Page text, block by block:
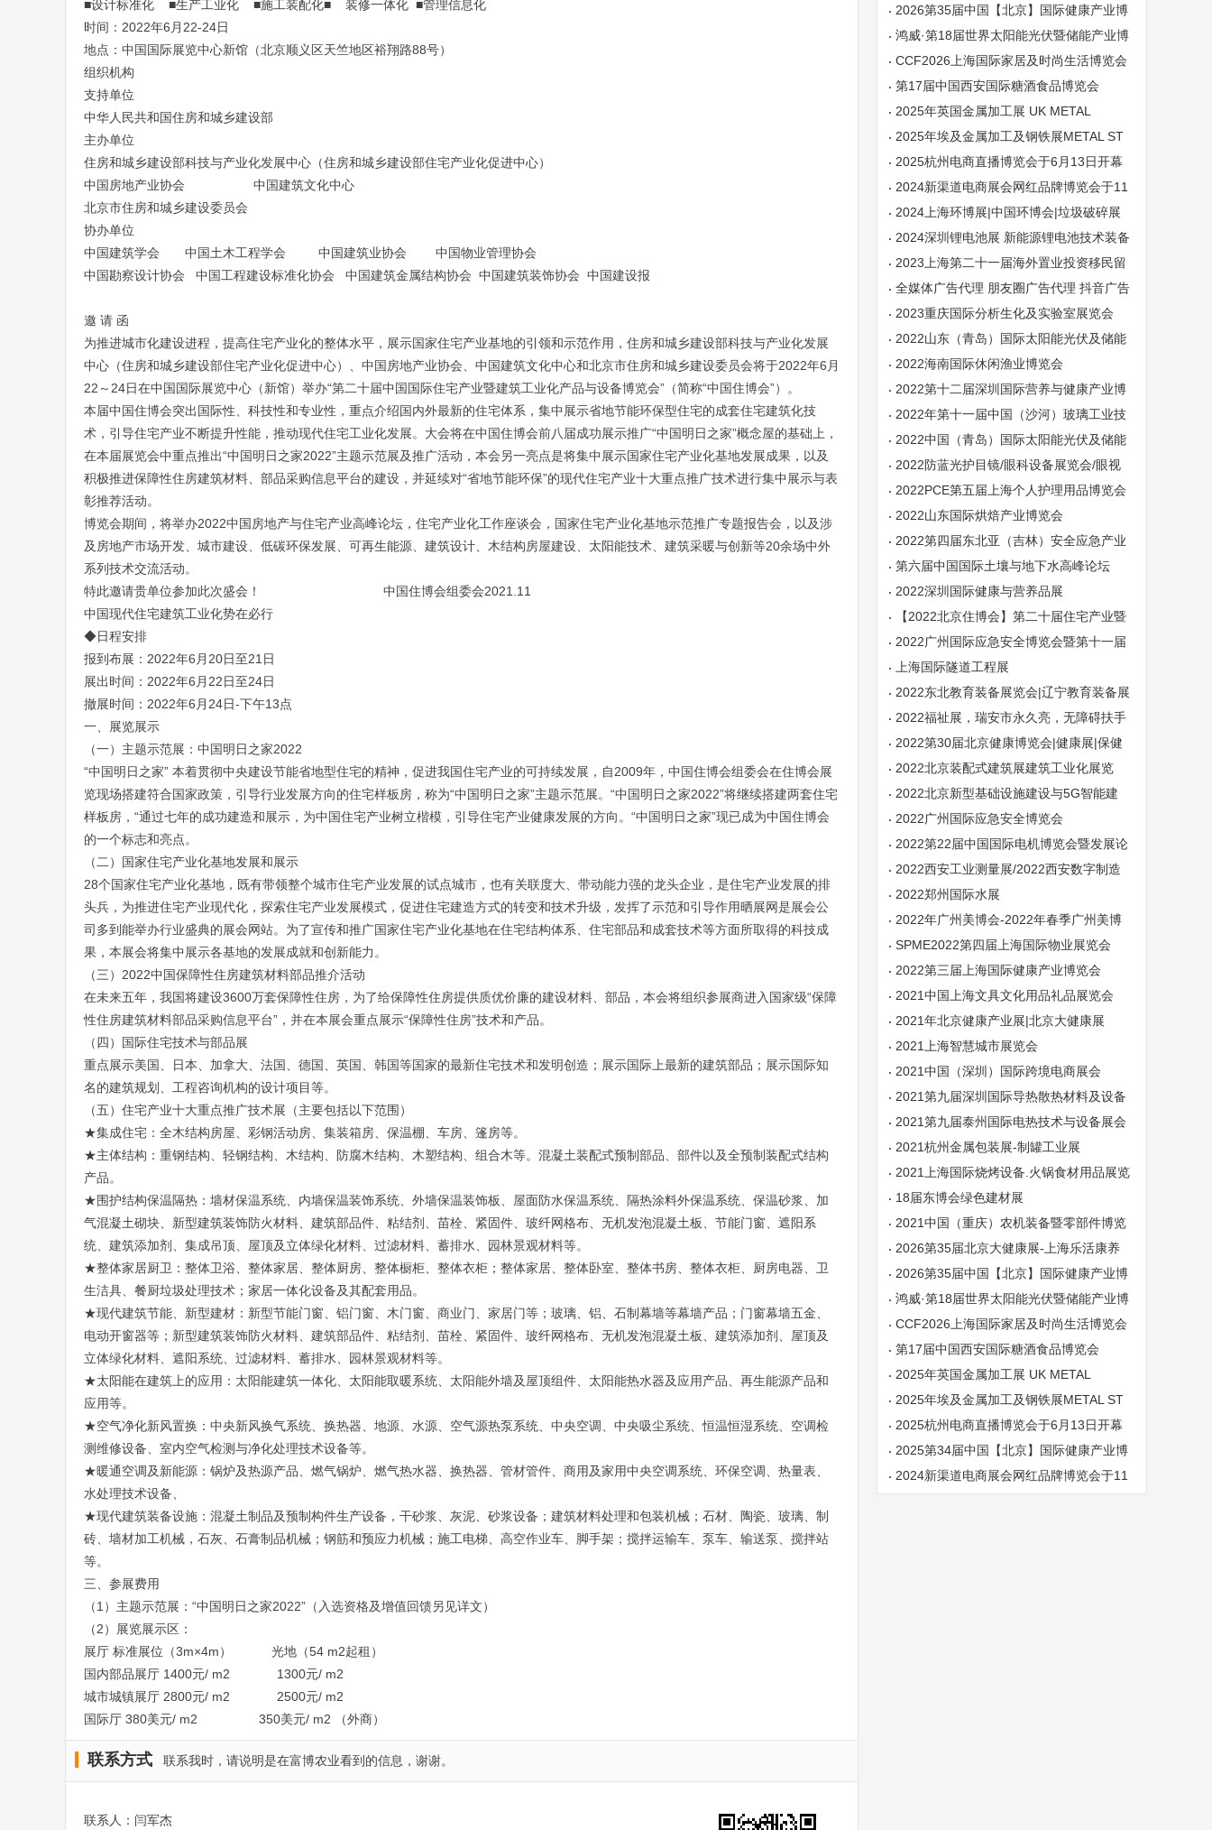
■设计标准化 ■生产工业化 ■施工装配化■ 装修一体化 ■管理信息化
时间：2022年6月22-24日
地点：中国国际展览中心新馆（北京顺义区天竺地区裕翔路88号）
组织机构
支持单位
中华人民共和国住房和城乡建设部
主办单位
住房和城乡建设部科技与产业化发展中心（住房和城乡建设部住宅产业化促进中心）
中国房地产业协会 中国建筑文化中心
北京市住房和城乡建设委员会
协办单位
中国建筑学会 中国土木工程学会 中国建筑业协会 中国物业管理协会
中国勘察设计协会 中国工程建设标准化协会 中国建筑金属结构协会 中国建筑装饰协会 中国建设报
邀 请 函
为推进城市化建设进程，提高住宅产业化的整体水平，展示国家住宅产业基地的引领和示范作用，住房和城乡建设部科技与产业化发展
中心（住房和城乡建设部住宅产业化促进中心）、中国房地产业协会、中国建筑文化中心和北京市住房和城乡建设委员会将于2022年6月
22～24日在中国国际展览中心（新馆）举办“第二十届中国国际住宅产业暨建筑工业化产品与设备博览会”（简称“中国住博会”）。
本届中国住博会突出国际性、科技性和专业性，重点介绍国内外最新的住宅体系，集中展示省地节能环保型住宅的成套住宅建筑化技
术，引导住宅产业不断提升性能，推动现代住宅工业化发展。大会将在中国住博会前八届成功展示推广“中国明日之家”概念屋的基础上，
在本届展览会中重点推出“中国明日之家2022”主题示范展及推广活动，本会另一亮点是将集中展示国家住宅产业化基地发展成果，以及
积极推进保障性住房建筑材料、部品采购信息平台的建设，并延续对“省地节能环保”的现代住宅产业十大重点推广技术进行集中展示与表
彰推荐活动。
博览会期间，将举办2022中国房地产与住宅产业高峰论坛，住宅产业化工作座谈会，国家住宅产业化基地示范推广专题报告会，以及涉
及房地产市场开发、城市建设、低碳环保发展、可再生能源、建筑设计、木结构房屋建设、太阳能技术、建筑采暖与创新等20余场中外
系列技术交流活动。
特此邀请贵单位参加此次盛会！ 中国住博会组委会2021.11
中国现代住宅建筑工业化势在必行
◆日程安排
报到布展：2022年6月20日至21日
展出时间：2022年6月22日至24日
撤展时间：2022年6月24日-下午13点
一、展览展示
（一）主题示范展：中国明日之家2022
“中国明日之家” 本着贯彻中央建设节能省地型住宅的精神，促进我国住宅产业的可持续发展，自2009年，中国住博会组委会在住博会展
览现场搭建符合国家政策，引导行业发展方向的住宅样板房，称为“中国明日之家”主题示范展。“中国明日之家2022”将继续搭建两套住宅
样板房，“通过七年的成功建造和展示，为中国住宅产业树立楷模，引导住宅产业健康发展的方向。“中国明日之家”现已成为中国住博会
的一个标志和亮点。
（二）国家住宅产业化基地发展和展示
28个国家住宅产业化基地，既有带领整个城市住宅产业发展的试点城市，也有关联度大、带动能力强的龙头企业，是住宅产业发展的排
头兵，为推进住宅产业现代化，探索住宅产业发展模式，促进住宅建造方式的转变和技术升级，发挥了示范和引导作用晒展网是展会公
司多到能举办行业盛典的展会网站。为了宣传和推广国家住宅产业化基地在住宅结构体系、住宅部品和成套技术等方面所取得的科技成
果，本展会将集中展示各基地的发展成就和创新能力。
（三）2022中国保障性住房建筑材料部品推介活动
在未来五年，我国将建设3600万套保障性住房，为了给保障性住房提供质优价廉的建设材料、部品，本会将组织参展商进入国家级“保障
性住房建筑材料部品采购信息平台”，并在本展会重点展示“保障性住房”技术和产品。
（四）国际住宅技术与部品展
重点展示美国、日本、加拿大、法国、德国、英国、韩国等国家的最新住宅技术和发明创造；展示国际上最新的建筑部品；展示国际知
名的建筑规划、工程咨询机构的设计项目等。
（五）住宅产业十大重点推广技术展（主要包括以下范围）
★集成住宅：全木结构房屋、彩钢活动房、集装箱房、保温棚、车房、篷房等。
★主体结构：重钢结构、轻钢结构、木结构、防腐木结构、木塑结构、组合木等。混凝土装配式预制部品、部件以及全预制装配式结构
产品。
★围护结构保温隔热：墙材保温系统、内墙保温装饰系统、外墙保温装饰板、屋面防水保温系统、隔热涂料外保温系统、保温砂浆、加
气混凝土砌块、新型建筑装饰防火材料、建筑部品件、粘结剂、苗栓、紧固件、玻纤网格布、无机发泡混凝土板、节能门窗、遮阳系
统、建筑添加剂、集成吊顶、屋顶及立体绿化材料、过滤材料、蓄排水、园林景观材料等。
★整体家居厨卫：整体卫浴、整体家居、整体厨房、整体橱柜、整体衣柜；整体家居、整体卧室、整体书房、整体衣柜、厨房电器、卫
生洁具、餐厨垃圾处理技术；家居一体化设备及其配套用品。
★现代建筑节能、新型建材：新型节能门窗、铝门窗、木门窗、商业门、家居门等；玻璃、铝、石制幕墙等幕墙产品；门窗幕墙五金、
电动开窗器等；新型建筑装饰防火材料、建筑部品件、粘结剂、苗栓、紧固件、玻纤网格布、无机发泡混凝土板、建筑添加剂、屋顶及
立体绿化材料、遮阳系统、过滤材料、蓄排水、园林景观材料等。
★太阳能在建筑上的应用：太阳能建筑一体化、太阳能取暖系统、太阳能外墙及屋顶组件、太阳能热水器及应用产品、再生能源产品和
应用等。
★空气净化新风置换：中央新风换气系统、换热器、地源、水源、空气源热泵系统、中央空调、中央吸尘系统、恒温恒湿系统、空调检
测维修设备、室内空气检测与净化处理技术设备等。
★暖通空调及新能源：锅炉及热源产品、燃气锅炉、燃气热水器、换热器、管材管件、商用及家用中央空调系统、环保空调、热量表、
水处理技术设备、
★现代建筑装备设施：混凝土制品及预制构件生产设备，干砂浆、灰泥、砂浆设备；建筑材料处理和包装机械；石材、陶瓷、玻璃、制
砖、墙材加工机械，石灰、石膏制品机械；钢筋和预应力机械；施工电梯、高空作业车、脚手架；搅拌运输车、泵车、输送泵、搅拌站
等。
三、参展费用
（1）主题示范展：“中国明日之家2022”（入选资格及增值回馈另见详文）
（2）展览展示区：
展厅 标准展位（3m×4m） 光地（54 m2起租）
国内部品展厅 1400元/ m2 1300元/ m2
城市城镇展厅 2800元/ m2 2500元/ m2
国际厅 380美元/ m2 350美元/ m2 （外商）
联系方式 联系我时，请说明是在富博农业看到的信息，谢谢。
联系人：闫军杰
2026第35届中国【北京】国际健康产业博
览会
鸿威·第18届世界太阳能光伏暨储能产业博
览会
CCF2026上海国际家居及时尚生活博览会
第17届中国西安国际糖酒食品博览会
2025年英国金属加工展 UK METAL
2025年埃及金属加工及钢铁展METAL ST
EEL
2025杭州电商直播博览会于6月13日开幕
2024新渠道电商展会网红品牌博览会于11
月28日开幕
2024上海环博展|中国环博会|垃圾破碎展
2024深圳锂电池展 新能源锂电池技术装备
及材料展
2023上海第二十一届海外置业投资移民留
学展览会
全媒体广告代理 朋友圈广告代理 抖音广告
代理
2023重庆国际分析生化及实验室展览会
2022山东（青岛）国际太阳能光伏及储能
展览会
2022海南国际休闲渔业博览会
2022第十二届深圳国际营养与健康产业博
览会
2022年第十一届中国（沙河）玻璃工业技
术展览会
2022中国（青岛）国际太阳能光伏及储能
展览会
2022防蓝光护目镜/眼科设备展览会/眼视
光产业展览会
2022PCE第五届上海个人护理用品博览会
2022山东国际烘焙产业博览会
2022第四届东北亚（吉林）安全应急产业
博览会
第六届中国国际土壤与地下水高峰论坛
2022深圳国际健康与营养品展
【2022北京住博会】第二十届住宅产业暨
建筑工业化产品设备展
2022广州国际应急安全博览会暨第十一届
广州国际消防安全展
上海国际隧道工程展
2022东北教育装备展览会|辽宁教育装备展
会|沈阳教育装备展
2022福祉展，瑞安市永久亮，无障碍扶手
厂家的领头军
2022第30届北京健康博览会|健康展|保健
展
2022北京装配式建筑展建筑工业化展览
会-第20届北京住博会
2022北京新型基础设施建设与5G智能建
造展览会
2022广州国际应急安全博览会
2022第22届中国国际电机博览会暨发展论
坛
2022西安工业测量展/2022西安数字制造
技术展【官网】
2022郑州国际水展
2022年广州美博会-2022年春季广州美博
会
SPME2022第四届上海国际物业展览会
2022第三届上海国际健康产业博览会
2021中国上海文具文化用品礼品展览会
2021年北京健康产业展|北京大健康展
2021上海智慧城市展览会
2021中国（深圳）国际跨境电商展会
2021第九届深圳国际导热散热材料及设备
展会
2021第九届泰州国际电热技术与设备展会
2021杭州金属包装展-制罐工业展
2021上海国际烧烤设备.火锅食材用品展览
会
18届东博会绿色建材展
2021中国（重庆）农机装备暨零部件博览
会
2026第35届北京大健康展-上海乐活康养
展|深圳乐活康养展
2026第35届中国【北京】国际健康产业博
览会
鸿威·第18届世界太阳能光伏暨储能产业博
览会
CCF2026上海国际家居及时尚生活博览会
第17届中国西安国际糖酒食品博览会
2025年英国金属加工展 UK METAL
2025年埃及金属加工及钢铁展METAL ST
EEL
2025杭州电商直播博览会于6月13日开幕
2025第34届中国【北京】国际健康产业博
览会|大健康展
2024新渠道电商展会网红品牌博览会于11